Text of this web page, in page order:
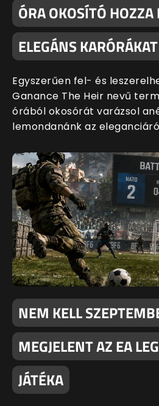
ÓRA OKOSÍTÓ HOZZA
ELEGÁNS
Egyszerűen fel- és
Ganance The Heir nevű
órából okosórát varázsol
lemondanánk az
NEM KELL
MEGJELENT AZ EA
JÁTÉKA